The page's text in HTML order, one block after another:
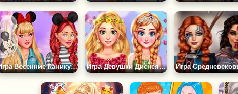
Игра Весенние Каникулы в Диснейленде Игра Девушки Диснея Весенние Цветы